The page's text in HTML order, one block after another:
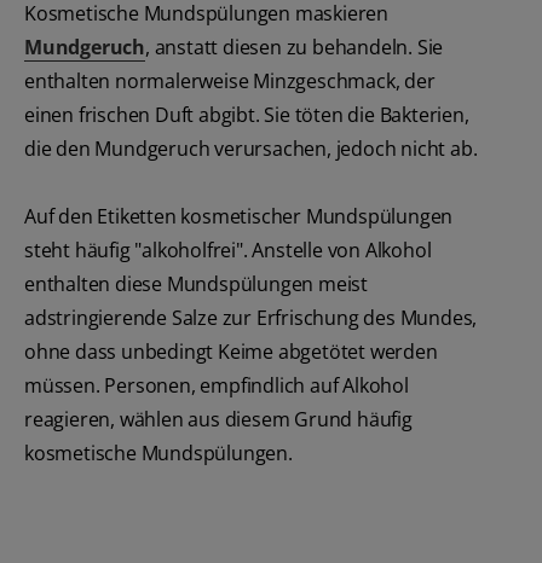
Kosmetische Mundspülungen maskieren
Mundgeruch, anstatt diesen zu behandeln. Sie
enthalten normalerweise Minzgeschmack, der
einen frischen Duft abgibt. Sie töten die Bakterien,
die den Mundgeruch verursachen, jedoch nicht ab.
Auf den Etiketten kosmetischer Mundspülungen
steht häufig "alkoholfrei". Anstelle von Alkohol
enthalten diese Mundspülungen meist
adstringierende Salze zur Erfrischung des Mundes,
ohne dass unbedingt Keime abgetötet werden
müssen. Personen, empfindlich auf Alkohol
reagieren, wählen aus diesem Grund häufig
kosmetische Mundspülungen.